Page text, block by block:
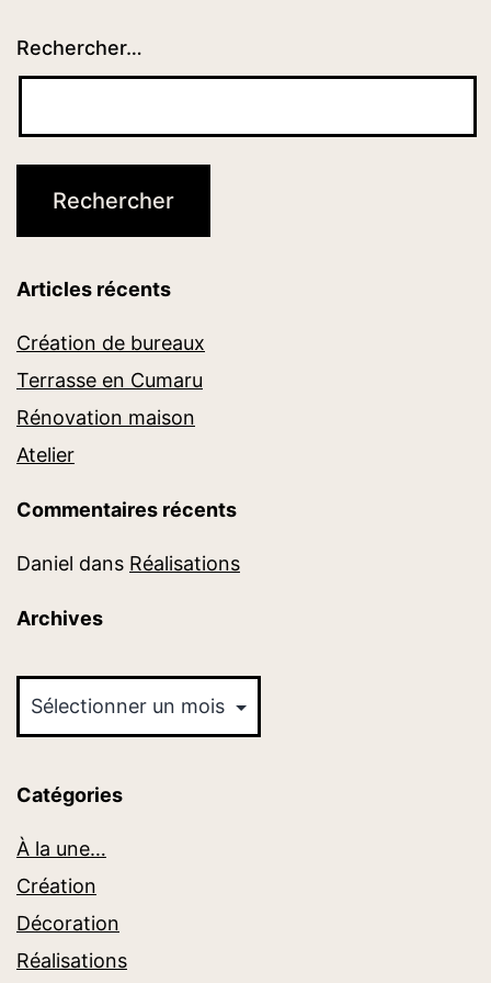
Rechercher…
Articles récents
Création de bureaux
Terrasse en Cumaru
Rénovation maison
Atelier
Commentaires récents
Daniel dans Réalisations
Archives
Catégories
À la une…
Création
Décoration
Réalisations